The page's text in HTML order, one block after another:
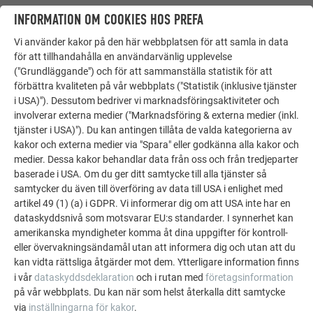
LÄTT TAK – MINIMAL BELASTNING PÅ
TAKSTOLEN
Aluminiumprodukterna från PREFA är riktigalättviktareoch
skonar därmed befintliga takstolar och takkonstruktioner.
Ofta krävs varken förstärkning eller utbyte innan det nya
taket monteras. Med en egenvikt på endast cirka 2,3 till 2,6
kg per kvadratmeter väger ett PREFA-aluminiumtak bara en
bråkdel av ett traditionellt tegeltak. Vid en genomsnittlig
takyta på 200 kvadratmeter reduceras belastningen på
konstruktionen med flera ton – en lättnad som består i
årtionden.
INFORMATION OM COOKIES HOS PREFA
Vi använder kakor på den här webbplatsen för att samla in data
för att tillhandahålla en användarvänlig upplevelse
("Grundläggande") och för att sammanställa statistik för att
förbättra kvaliteten på vår webbplats ("Statistik (inklusive tjänster
i USA)"). Dessutom bedriver vi marknadsföringsaktiviteter och
involverar externa medier ("Marknadsföring & externa medier (inkl.
tjänster i USA)"). Du kan antingen tillåta de valda kategorierna av
kakor och externa medier via "Spara" eller godkänna alla kakor och
medier. Dessa kakor behandlar data från oss och från tredjeparter
baserade i USA. Om du ger ditt samtycke till alla tjänster så
samtycker du även till överföring av data till USA i enlighet med
artikel 49 (1) (a) i GDPR. Vi informerar dig om att USA inte har en
dataskyddsnivå som motsvarar EU:s standarder. I synnerhet kan
amerikanska myndigheter komma åt dina uppgifter för kontroll-
eller övervakningsändamål utan att informera dig och utan att du
kan vidta rättsliga åtgärder mot dem. Ytterligare information finns
i vårdataskyddsdeklaration och i rutan med företagsinformation
på vår webbplats. Du kan när som helst återkalla ditt samtycke
via inställningarna för kakor.